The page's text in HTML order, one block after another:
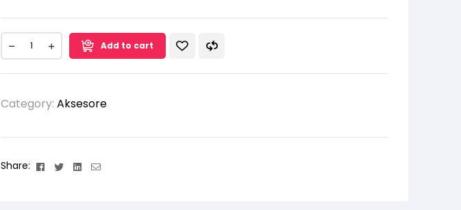
Add to cart
Category: Aksesore
Share: Facebook
TwitterLinkedin
Email